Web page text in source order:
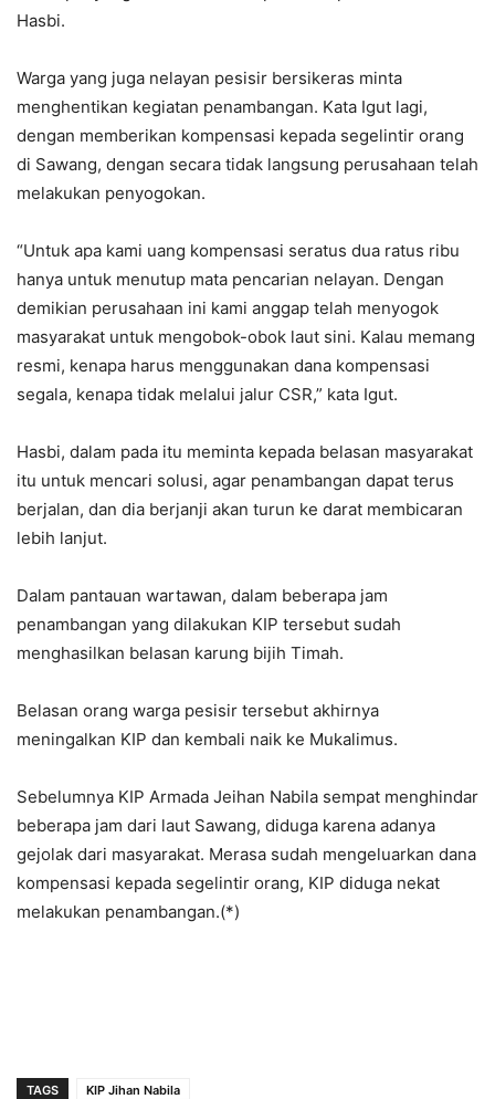
Hasbi.
Warga yang juga nelayan pesisir bersikeras minta
menghentikan kegiatan penambangan. Kata Igut lagi,
dengan memberikan kompensasi kepada segelintir orang
di Sawang, dengan secara tidak langsung perusahaan telah
melakukan penyogokan.
“Untuk apa kami uang kompensasi seratus dua ratus ribu
hanya untuk menutup mata pencarian nelayan. Dengan
demikian perusahaan ini kami anggap telah menyogok
masyarakat untuk mengobok-obok laut sini. Kalau memang
resmi, kenapa harus menggunakan dana kompensasi
segala, kenapa tidak melalui jalur CSR,” kata Igut.
Hasbi, dalam pada itu meminta kepada belasan masyarakat
itu untuk mencari solusi, agar penambangan dapat terus
berjalan, dan dia berjanji akan turun ke darat membicaran
lebih lanjut.
Dalam pantauan wartawan, dalam beberapa jam
penambangan yang dilakukan KIP tersebut sudah
menghasilkan belasan karung bijih Timah.
Belasan orang warga pesisir tersebut akhirnya
meningalkan KIP dan kembali naik ke Mukalimus.
Sebelumnya KIP Armada Jeihan Nabila sempat menghindar
beberapa jam dari laut Sawang, diduga karena adanya
gejolak dari masyarakat. Merasa sudah mengeluarkan dana
kompensasi kepada segelintir orang, KIP diduga nekat
melakukan penambangan.(*)
TAGS KIP Jihan Nabila